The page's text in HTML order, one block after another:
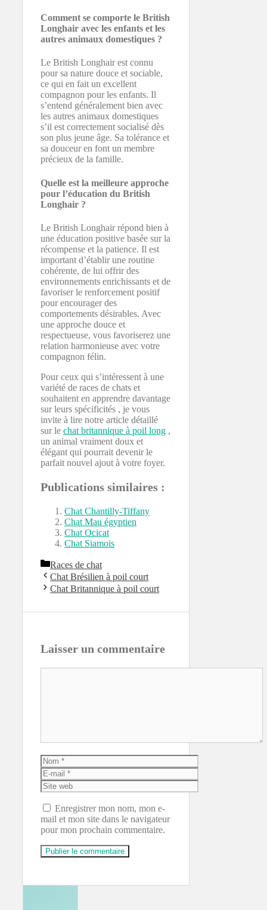
Comment se comporte le British
Longhair avec les enfants et les
autres animaux domestiques ?
Le British Longhair est connu
pour sa nature douce et sociable,
ce qui en fait un excellent
compagnon pour les enfants. Il
s’entend généralement bien avec
les autres animaux domestiques
s’il est correctement socialisé dès
son plus jeune âge. Sa tolérance et
sa douceur en font un membre
précieux de la famille.
Quelle est la meilleure approche
pour l’éducation du British
Longhair ?
Le British Longhair répond bien à
une éducation positive basée sur la
récompense et la patience. Il est
important d’établir une routine
cohérente, de lui offrir des
environnements enrichissants et de
favoriser le renforcement positif
pour encourager des
comportements désirables. Avec
une approche douce et
respectueuse, vous favoriserez une
relation harmonieuse avec votre
compagnon félin.
Pour ceux qui s’intéressent à une
variété de races de chats et
souhaitent en apprendre davantage
sur leurs spécificités , je vous
invite à lire notre article détaillé
sur le chat britannique à poil long ,
un animal vraiment doux et
élégant qui pourrait devenir le
parfait nouvel ajout à votre foyer.
Publications similaires :
Chat Chantilly-Tiffany
Chat Mau égyptien
Chat Ocicat
Chat Siamois
Catégories
Races de chat
Chat Brésilien à poil court
Chat Britannique à poil court
Laisser un commentaire
Nom
E-
mail
Site
web
Enregistrer mon nom, mon e-
mail et mon site dans le navigateur
pour mon prochain commentaire.